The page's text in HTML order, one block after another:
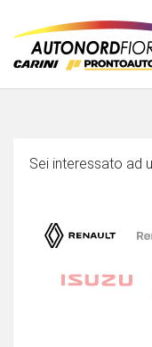
Sei interessato ad